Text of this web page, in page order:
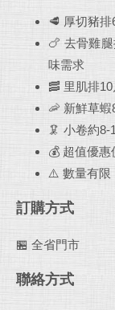
🥩 厚切豬
🍗 去骨雞
味需求
🥓 里肌排
🦐 新鮮草
🦑 小卷約8-
💰 超值優
⚠️ 數量有限
訂購方式
🏪 全省門市
聯絡方式